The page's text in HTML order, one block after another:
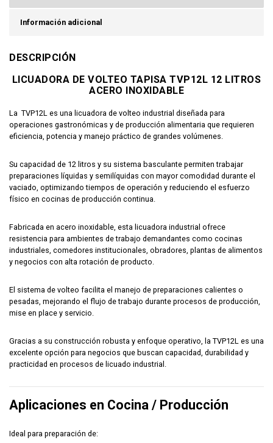
Información adicional
DESCRIPCIÓN
LICUADORA DE VOLTEO TAPISA TVP12L 12 LITROS
ACERO INOXIDABLE
La TVP12L es una licuadora de volteo industrial diseñada para
operaciones gastronómicas y de producción alimentaria que requieren
eficiencia, potencia y manejo práctico de grandes volúmenes.
Su capacidad de 12 litros y su sistema basculante permiten trabajar
preparaciones líquidas y semilíquidas con mayor comodidad durante el
vaciado, optimizando tiempos de operación y reduciendo el esfuerzo
físico en cocinas de producción continua.
Fabricada en acero inoxidable, esta licuadora industrial ofrece
resistencia para ambientes de trabajo demandantes como cocinas
industriales, comedores institucionales, obradores, plantas de alimentos
y negocios con alta rotación de producto.
El sistema de volteo facilita el manejo de preparaciones calientes o
pesadas, mejorando el flujo de trabajo durante procesos de producción,
mise en place y servicio.
Gracias a su construcción robusta y enfoque operativo, la TVP12L es una
excelente opción para negocios que buscan capacidad, durabilidad y
practicidad en procesos de licuado industrial.
Aplicaciones en Cocina / Producción
Ideal para preparación de: